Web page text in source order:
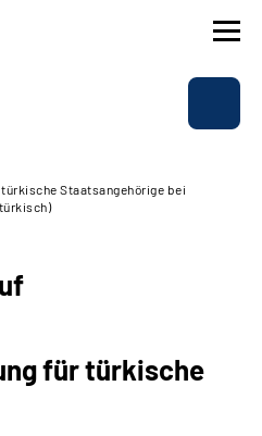
Staatsangehörige bei
für türkische